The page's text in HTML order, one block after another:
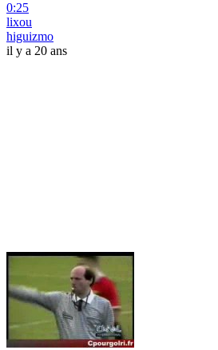
0:25
lixou
higuizmo
il y a 20 ans